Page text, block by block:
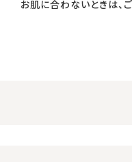
お肌に合わないときは、